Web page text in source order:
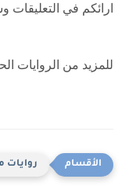
ارائكم في
للمزيد من الروايات
روايات